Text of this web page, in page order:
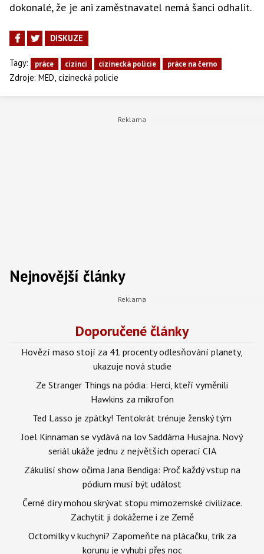
dokonalé, že je ani zaměstnavatel nemá šanci odhalit.
DISKUZE
Tagy: práce cizinci cizinecká policie práce na černo
Zdroje: MED cizinecká policie
Nejnovější články
Doporučené články
Hovězí maso stojí za 41 procenty odlesňování planety,
ukazuje nová studie
Ze Stranger Things na pódia: Herci, kteří vyměnili
Hawkins za mikrofon
Ted Lasso je zpátky! Tentokrát trénuje ženský tým
Joel Kinnaman se vydává na lov Saddáma Husajna. Nový
seriál ukáže jednu z největších operací CIA
Zákulisí show očima Jana Bendiga: Proč každý vstup na
pódium musí být událost
Černé díry mohou skrývat stopu mimozemské civilizace.
Zachytit ji dokážeme i ze Země
Octomilky v kuchyni? Zapomeňte na plácačku, trik za
korunu je vyhubí přes noc